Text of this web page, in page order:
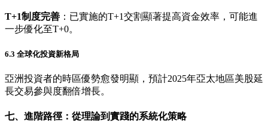
T+1制度完善 ：已實施的T+1交割顯著提高資金效率，可能進
一步優化至T+0。
6.3 全球化投資新格局
亞洲投資者的時區優勢愈發明顯，預計2025年亞太地區美股延
長交易參與度翻倍增長。
七、進階路徑：從理論到實踐的系統化策略